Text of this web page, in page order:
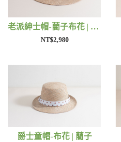
老派紳士帽-藺子布花 | 藺子
NT$2,980
爵士童帽-布花 | 藺子